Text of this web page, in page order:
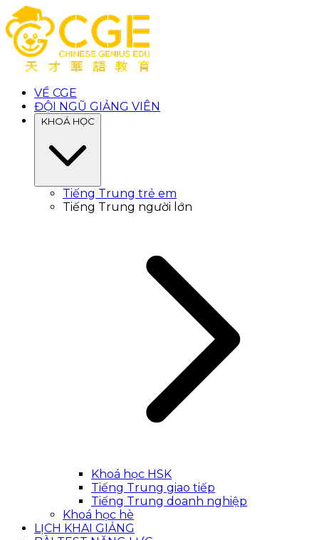
VỀ CGE
ĐỘI NGŨ GIẢNG VIÊN
KHOÁ HỌC
Tiếng Trung trẻ em
Tiếng Trung người lớn
Khoá học HSK
Tiếng Trung giao tiếp
Tiếng Trung doanh nghiệp
Khoá học hè
LỊCH KHAI GIẢNG